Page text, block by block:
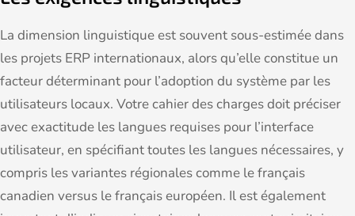
La dimension linguistique est souvent sous-estimée dans
les projets ERP internationaux, alors qu’elle constitue un
facteur déterminant pour l’adoption du système par les
utilisateurs locaux. Votre cahier des charges doit préciser
avec exactitude les langues requises pour l’interface
utilisateur, en spécifiant toutes les langues nécessaires, y
compris les variantes régionales comme le français
canadien versus le français européen. Il est également